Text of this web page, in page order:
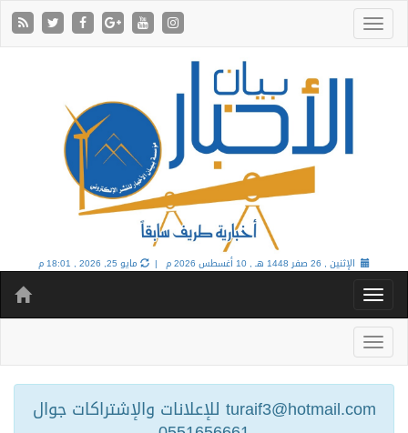
الإثنين , 26 صفر 1448 هـ , 10 أغسطس 2026 م | مايو 25, 2026 , 18:01 م
turaif3@hotmail.com للإعلانات والإشتراكات جوال